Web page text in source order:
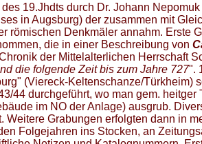
19.Jhdts durch Dr. Johann Nepomuk
in Augsburg) der zusammen mit
römischen Denkmäler annahm. Erste
die in einer Beschreibung von
der Mittelalterlichen Herrschaft
die folgende Zeit bis zum Jahre 727".
(Viereck-Keltenschanze/Türkheim)
44 durchgeführt, wo man gem. heitger
im NO der Anlage) ausgrub.
Weitere Grabungen erfolgten dann in
Folgejahren ins Stocken, an